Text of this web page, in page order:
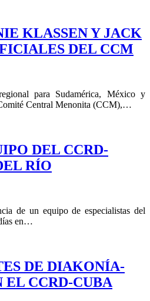
KLASSEN Y JACK
DEL CCM
para Sudamérica, México y
Central Menonita (CCM),…
DEL CCRD-
RÍO
de un equipo de especialistas del
en…
DE DIAKONÍA-
EL CCRD-CUBA